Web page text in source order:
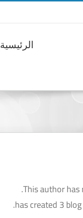
الرئيسية
This author